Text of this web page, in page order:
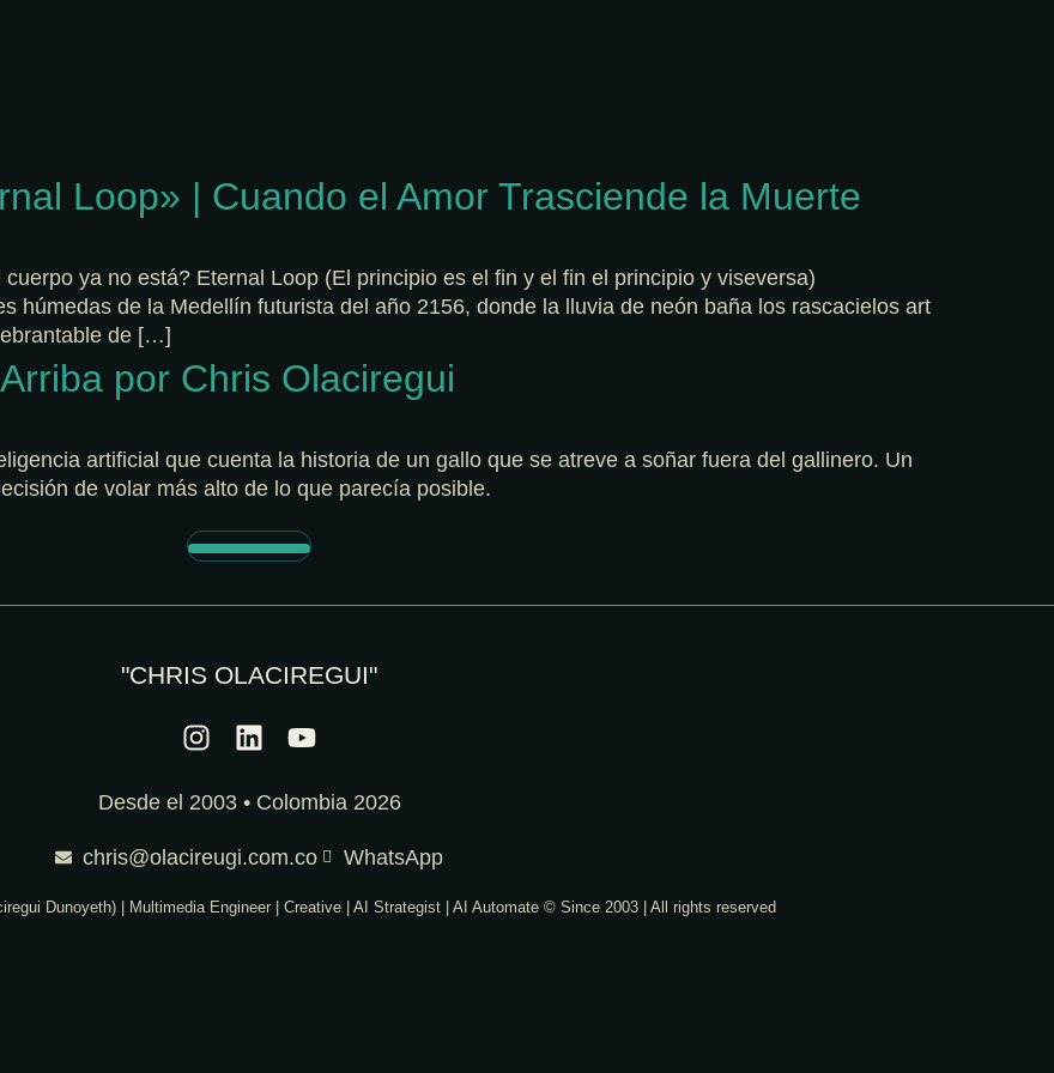
Loop» | Cuando el Amor Trasciende la Muerte
ya no está? Eternal Loop (El principio es el fin y el fin el principio y viseversa)
húmedas de la Medellín futurista del año 2156, donde la lluvia de neón baña los rascacielos art
de […]
por Chris Olaciregui
artificial que cuenta la historia de un gallo que se atreve a soñar fuera del gallinero. Un
de volar más alto de lo que parecía posible.
"CHRIS OLACIREGUI"
Desde el 2003 • Colombia 2026
chris@olacireugi.com.co WhatsApp
Dunoyeth) | Multimedia Engineer | Creative | AI Strategist | AI Automate © Since 2003 | All rights reserved